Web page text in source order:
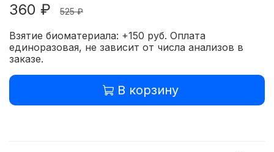
360 ₽ 525 ₽
Взятие биоматериала: +150 руб. Оплата
единоразовая, не зависит от числа анализов в
заказе.
В корзину